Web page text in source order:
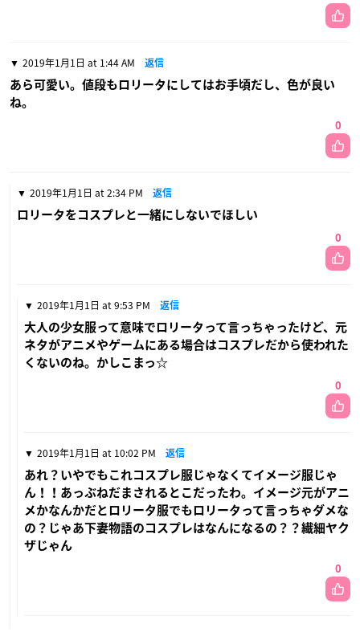
2019年1月1日 at 1:44 AM 返信
あら可愛い。値段もロリータにしてはお手頃だし、色が良い
ね。
0
2019年1月1日 at 2:34 PM 返信
ロリータをコスプレと一緒にしないでほしい
0
2019年1月1日 at 9:53 PM 返信
大人の少女服って意味でロリータって言っちゃったけど、元
ネタがアニメやゲームにある場合はコスプレだから使われた
くないのね。かしこまっ☆
0
2019年1月1日 at 10:02 PM 返信
あれ？いやでもこれコスプレ服じゃなくてイメージ服じゃ
ん！！あっぶねだまされるとこだったわ。イメージ元がアニ
メかなんかだとロリータ服でもロリータって言っちゃダメな
の？じゃあ下妻物語のコスプレはなんになるの？？繊細ヤク
ザじゃん
0